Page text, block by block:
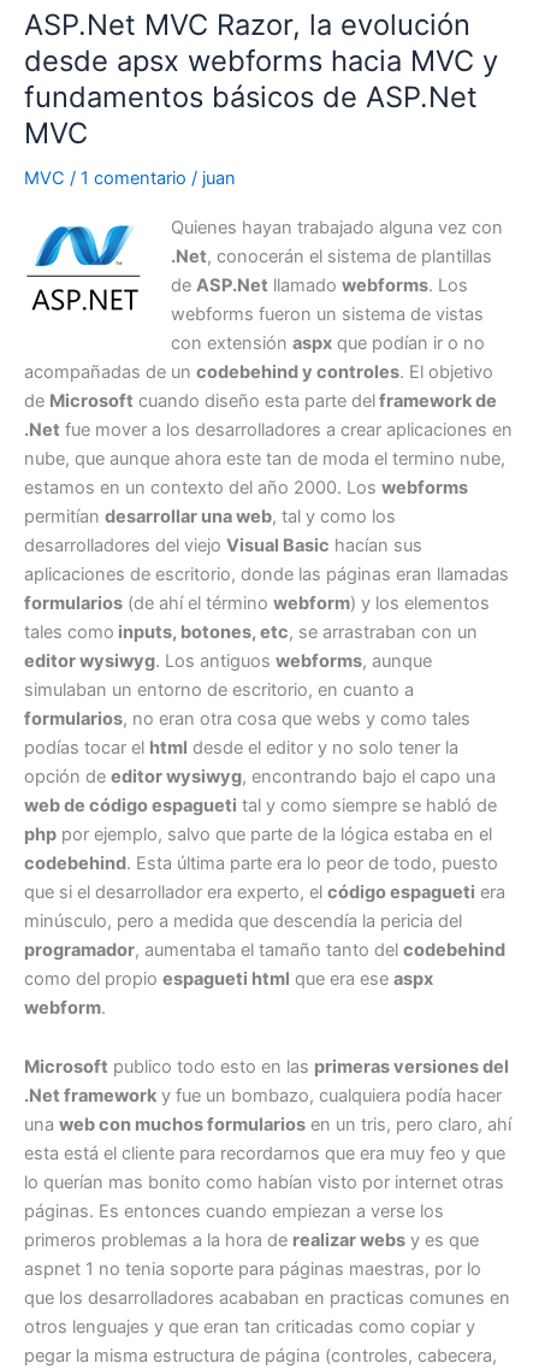
ASP.Net MVC Razor, la evolución
desde apsx webforms hacia MVC y
fundamentos básicos de ASP.Net
MVC
MVC / 1 comentario / juan
Quienes hayan trabajado alguna vez con
.Net, conocerán el sistema de plantillas
de ASP.Net llamado webforms. Los
webforms fueron un sistema de vistas
con extensión aspxque podían ir o no
acompañadas de un codebehind y controles. El objetivo
de Microsoft cuando diseño esta parte delframework de
.Net fue mover a los desarrolladores a crear aplicaciones en
nube, que aunque ahora este tan de moda el termino nube,
estamos en un contexto del año 2000. Los webforms
permitían desarrollar una web, tal y como los
desarrolladores del viejo Visual Basic hacían sus
aplicaciones de escritorio, donde las páginas eran llamadas
formularios (de ahí el término webform) y los elementos
tales como inputs, botones, etc, se arrastraban con un
editor wysiwyg. Los antiguos webforms, aunque
simulaban un entorno de escritorio, en cuanto a
formularios, no eran otra cosa que webs y como tales
podías tocar el html desde el editor y no solo tener la
opción de editor wysiwyg, encontrando bajo el capo una
web de código espagueti tal y como siempre se habló de
php por ejemplo, salvo que parte de la lógica estaba en el
codebehind. Esta última parte era lo peor de todo, puesto
que si el desarrollador era experto, el código espagueti era
minúsculo, pero a medida que descendía la pericia del
programador, aumentaba el tamaño tanto del codebehind
como del propio espagueti html que era ese aspx
webform.
Microsoft publico todo esto en las primeras versiones del
.Net framework y fue un bombazo, cualquiera podía hacer
una web con muchos formularios en un tris, pero claro, ahí
esta está el cliente para recordarnos que era muy feo y que
lo querían mas bonito como habían visto por internet otras
páginas. Es entonces cuando empiezan a verse los
primeros problemas a la hora de realizar webs y es que
aspnet 1 no tenia soporte para páginas maestras, por lo
que los desarrolladores acababan en practicas comunes en
otros lenguajes y que eran tan criticadas como copiar y
pegar la misma estructura de página (controles, cabecera,